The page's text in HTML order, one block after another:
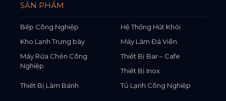
SẢN PHẨM
Bếp Công Nghiệp
Hệ Thống Hút Khói
Kho Lạnh Trưng bày
Máy Làm Đá Viên
Máy Rửa Chén Công
Nghiệp
Thiết Bị Bar – Cafe
Thiết Bị Inox
Thiết Bị Làm Bánh
Tủ Lạnh Công Nghiệp